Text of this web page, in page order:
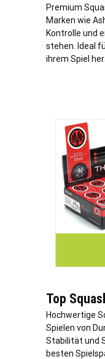
Premium
Marken wie
Kontrolle und
stehen. Ideal
ihrem Spiel
Top
Hochwertige
Spielen von
Stabilität und
besten